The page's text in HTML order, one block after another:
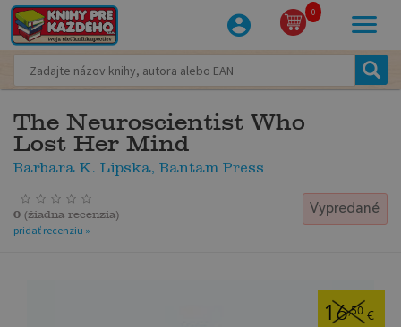
0
The Neuroscientist Who
Lost Her Mind
Barbara K. Lipska, Bantam Press
Vypredané
0 (žiadna recenzia)
pridať recenziu »
16,50 €